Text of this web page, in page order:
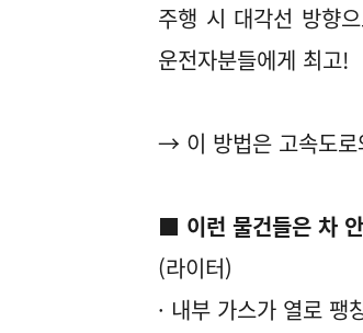
주행 시 대각선 방향
운전자분들에게 최고!
→ 이 방법은 고속도로
■ 이런 물건들은 차
(라이터)
· 내부 가스가 열로 팽